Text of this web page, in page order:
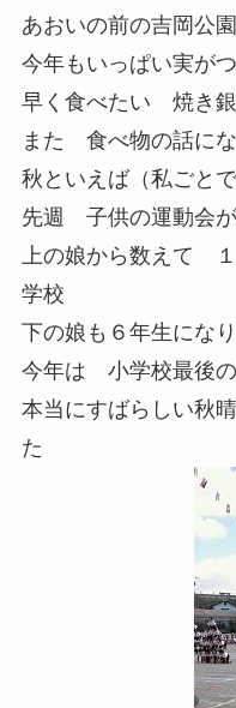
あおいの前の吉岡公
今年もいっぱい実が
早く食べたい 焼き
また 食べ物の話に
秋といえば（私ごと
先週 子供の運動会
上の娘から数えて
学校
下の娘も６年生になり
今年は 小学校最後
本当にすばらしい秋
た